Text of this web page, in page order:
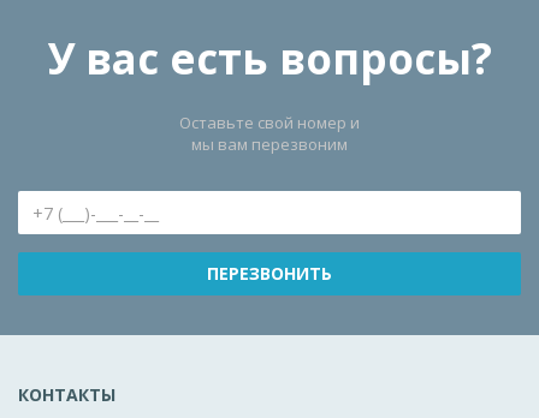
У вас есть вопросы?
Оставьте свой номер и
мы вам перезвоним
КОНТАКТЫ